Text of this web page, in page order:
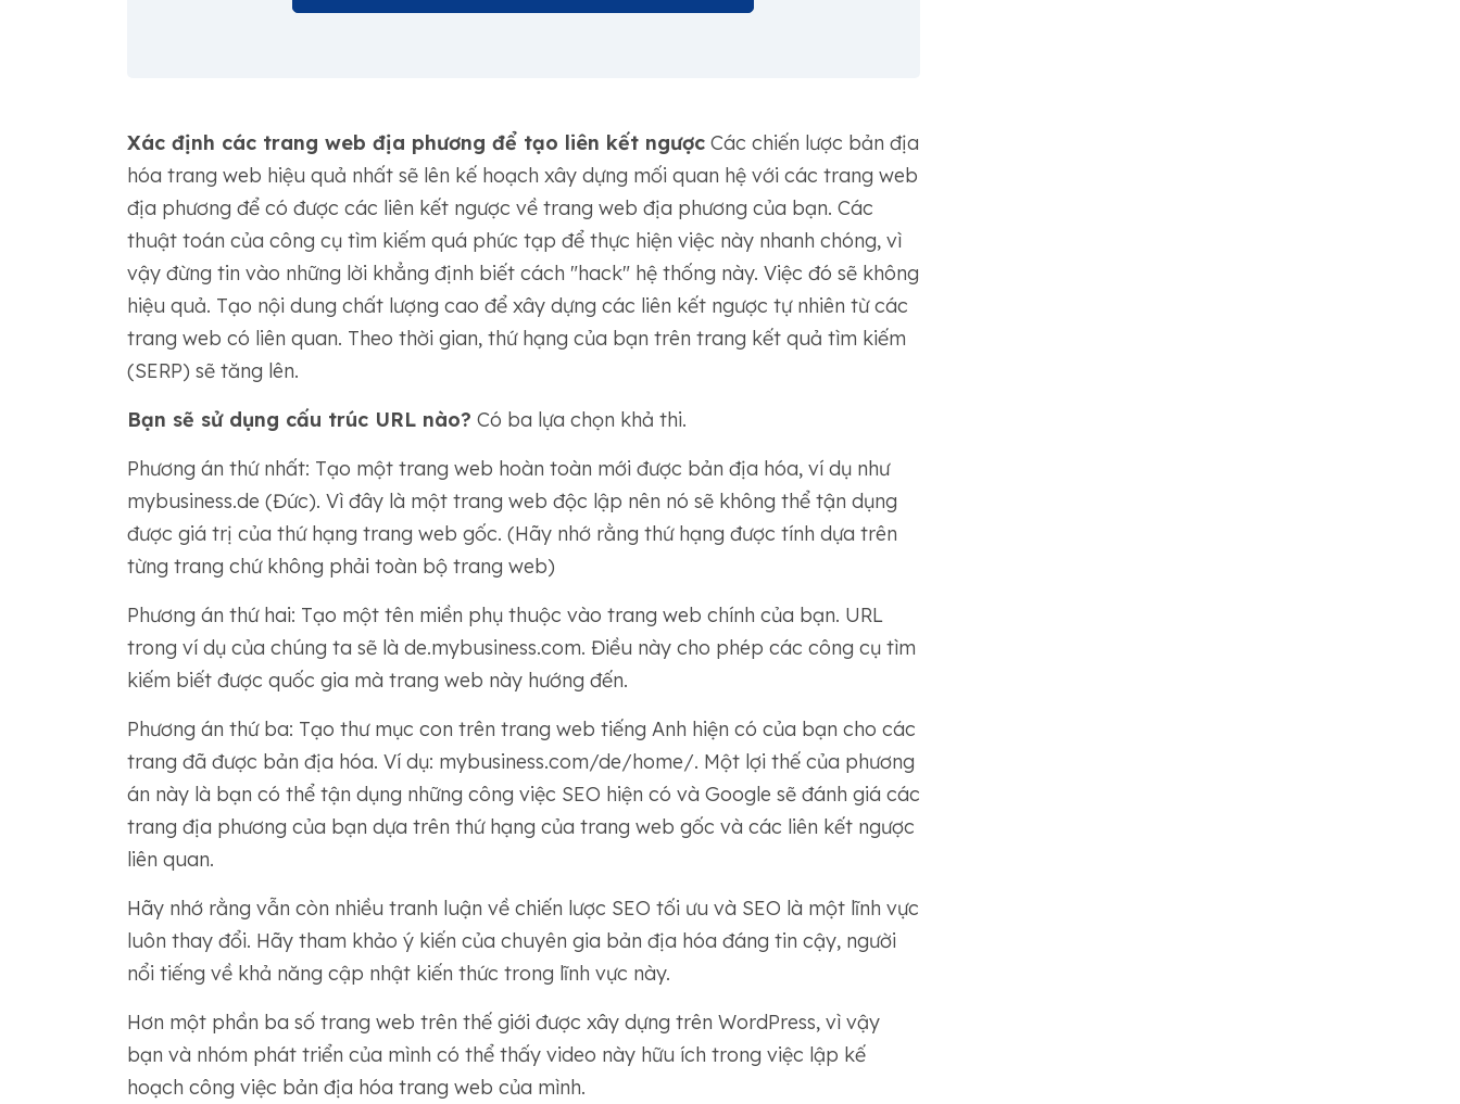
Xác định các trang web địa phương để tạo liên kết ngượcCác chiến lược bản địa
hóa trang web hiệu quả nhất sẽ lên kế hoạch xây dựng mối quan hệ với các trang web
địa phương để có được các liên kết ngược về trang web địa phương của bạn. Các
thuật toán của công cụ tìm kiếm quá phức tạp để thực hiện việc này nhanh chóng, vì
vậy đừng tin vào những lời khẳng định biết cách "hack" hệ thống này. Việc đó sẽ không
hiệu quả. Tạo nội dung chất lượng cao để xây dựng các liên kết ngược tự nhiên từ các
trang web có liên quan. Theo thời gian, thứ hạng của bạn trên trang kết quả tìm kiếm
(SERP) sẽ tăng lên.
Bạn sẽ sử dụng cấu trúc URL nào? Có ba lựa chọn khả thi.
Phương án thứ nhất: Tạo một trang web hoàn toàn mới được bản địa hóa, ví dụ như
mybusiness.de (Đức). Vì đây là một trang web độc lập nên nó sẽ không thể tận dụng
được giá trị của thứ hạng trang web gốc. (Hãy nhớ rằng thứ hạng được tính dựa trên
từng trang chứ không phải toàn bộ trang web)
Phương án thứ hai: Tạo một tên miền phụ thuộc vào trang web chính của bạn. URL
trong ví dụ của chúng ta sẽ là de.mybusiness.com. Điều này cho phép các công cụ tìm
kiếm biết được quốc gia mà trang web này hướng đến.
Phương án thứ ba: Tạo thư mục con trên trang web tiếng Anh hiện có của bạn cho các
trang đã được bản địa hóa. Ví dụ: mybusiness.com/de/home/. Một lợi thế của phương
án này là bạn có thể tận dụng những công việc SEO hiện có và Google sẽ đánh giá các
trang địa phương của bạn dựa trên thứ hạng của trang web gốc và các liên kết ngược
liên quan.
Hãy nhớ rằng vẫn còn nhiều tranh luận về chiến lược SEO tối ưu và SEO là một lĩnh vực
luôn thay đổi. Hãy tham khảo ý kiến ​​của chuyên gia bản địa hóa đáng tin cậy, người
nổi tiếng về khả năng cập nhật kiến ​​thức trong lĩnh vực này.
Hơn một phần ba số trang web trên thế giới được xây dựng trên WordPress, vì vậy
bạn và nhóm phát triển của mình có thể thấy video này hữu ích trong việc lập kế
hoạch công việc bản địa hóa trang web của mình.